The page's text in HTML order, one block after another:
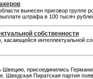
вынесен приговор
штрафа в 100 тысяч
собственности
касающейся
присоединились
Пиратская партия